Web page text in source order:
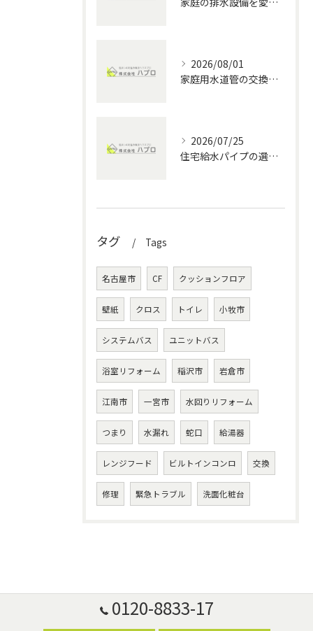
2026/08/01
家庭用水道管の交換方法と水回りメンテナンスの費用・DIYポイント徹底解説
2026/07/25
住宅給水パイプの選び方と愛知県の水回りメンテナンス完全ガイド
タグ Tags
名古屋市 CF クッションフロア
壁紙 クロス トイレ 小牧市
システムバス ユニットバス
浴室リフォーム 稲沢市 岩倉市
江南市 一宮市 水回りリフォーム
つまり 水漏れ 蛇口 給湯器
レンジフード ビルトインコンロ 交換
修理 緊急トラブル 洗面化粧台
0120-8833-17